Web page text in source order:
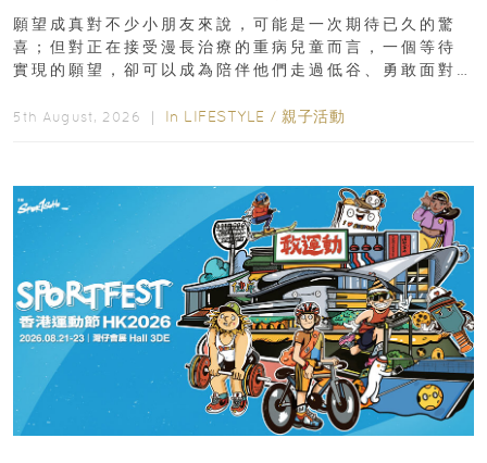
新界
願望成真對不少小朋友來說，可能是一次期待已久的驚
喜；但對正在接受漫長治療的重病兒童而言，一個等待
實現的願望，卻可以成為陪伴他們走過低谷、勇敢面對
5th August, 2026 ｜ In LIFESTYLE / 親子活動